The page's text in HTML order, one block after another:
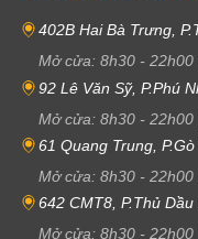
402B Hai Bà Trưng,
Mở cửa: 8h30 - 22h00
92 Lê Văn Sỹ, P.Phú
Mở cửa: 8h30 - 22h00
61 Quang Trung,
Mở cửa: 8h30 - 22h00
642 CMT8, P.Thủ
Mở cửa: 8h30 - 22h00